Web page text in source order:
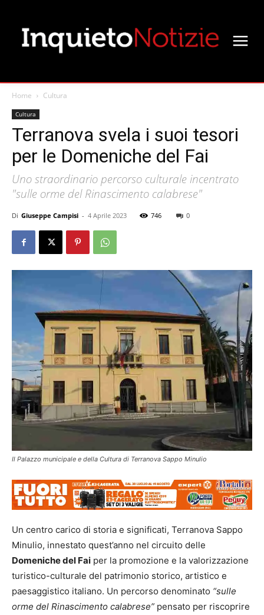
Home Cultura
Cultura
Terranova svela i suoi tesori
per le Domeniche del Fai
Uno straordinario percorso culturale incentrato
"sulle orme del Rinascimento calabrese"
Di Giuseppe Campisi - 4 Aprile 2023 746 0
Il Palazzo municipale e della Cultura di Terranova Sappo Minulio
Un centro carico di storia e significati, Terranova Sappo
Minulio, innestato quest’anno nel circuito delle
Domeniche del Fai per la promozione e la valorizzazione
turistico-culturale del patrimonio storico, artistico e
paesaggistico italiano. Un percorso denominato “sulle
orme del Rinascimento calabrese” pensato per riscoprire